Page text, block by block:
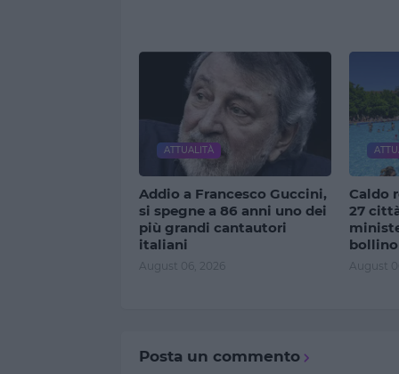
ATTUALITÀ
Addio a Francesco Guccini,
si spegne a 86 anni uno dei
più grandi cantautori
italiani
August 06, 2026
Caldo
27
bollino
August
Posta un commento